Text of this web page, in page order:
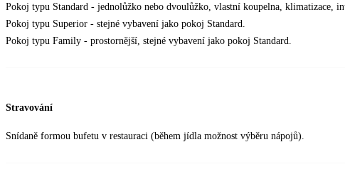
Pokoj typu Standard - jednolůžko nebo dvoulůžko, vlastní koupelna, klimatizace,
Pokoj typu Superior - stejné vybavení jako pokoj Standard.
Pokoj typu Family - prostornější, stejné vybavení jako pokoj Standard.
Stravování
Snídaně formou bufetu v restauraci (během jídla možnost výběru nápojů).